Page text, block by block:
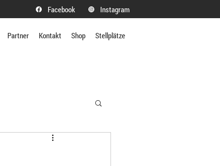
Facebook Instagram
Partner Kontakt Shop Stellplätze